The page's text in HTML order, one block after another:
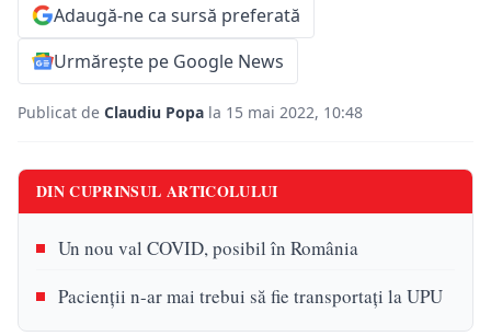
Adaugă-ne ca sursă preferată
Urmărește pe Google News
Publicat de Claudiu Popa la 15 mai 2022, 10:48
DIN CUPRINSUL ARTICOLULUI
Un nou val COVID, posibil în România
Pacienții n-ar mai trebui să fie transportați la UPU